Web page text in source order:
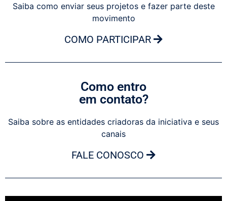
Saiba como enviar seus projetos e fazer parte deste
movimento
COMO PARTICIPAR
Como entro
em contato?
Saiba sobre as entidades criadoras da iniciativa e seus
canais
FALE CONOSCO